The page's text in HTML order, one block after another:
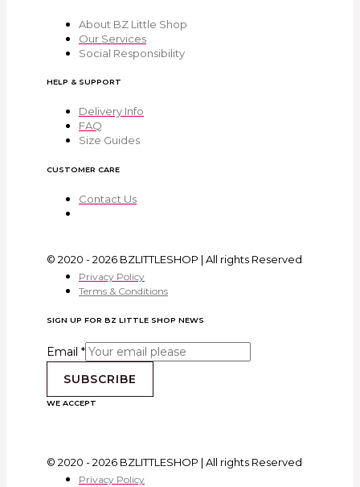
About BZ Little Shop
Our Services
Social Responsibility
HELP & SUPPORT
Delivery Info
FAQ
Size Guides
CUSTOMER CARE
Contact Us
© 2020 - 2026 BZLITTLESHOP | All rights Reserved
Privacy Policy
Terms & Conditions
SIGN UP FOR BZ LITTLE SHOP NEWS
Email *
SUBSCRIBE
WE ACCEPT
© 2020 - 2026 BZLITTLESHOP | All rights Reserved
Privacy Policy